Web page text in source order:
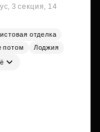
3 секция, 14
отделка
потом
Лоджия